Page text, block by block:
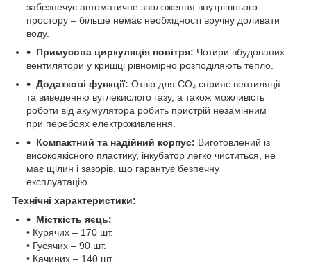
забезпечує автоматичне зволоження внутрішнього
простору – більше немає необхідності вручну доливати
воду.
Примусова циркуляція повітря: Чотири вбудованих
вентилятори у кришці рівномірно розподіляють тепло.
Додаткові функції: Отвір для СО₂ сприяє вентиляції
та виведенню вуглекислого газу, а також можливість
роботи від акумулятора робить пристрій незамінним
при перебоях електроживлення.
Компактний та надійний корпус: Виготовлений із
високоякісного пластику, інкубатор легко чиститься, не
має щілин і зазорів, що гарантує безпечну
експлуатацію.
Технічні характеристики:
Місткість яєць:
• Курячих – 170 шт.
• Гусячих – 90 шт.
• Качиних – 140 шт.